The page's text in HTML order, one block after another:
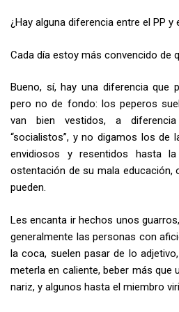
¿Hay alguna diferencia entre el PP y
Cada día estoy más convencido de
Bueno, sí, hay una diferencia que
pero no de fondo: los peperos
van bien vestidos, a
“socialistos”, y no digamos los de
envidiosos y resentidos hasta
ostentación de su mala educación,
pueden.
Les encanta ir hechos unos
generalmente las personas con
la coca, suelen pasar de lo
meterla en caliente, beber más que
nariz, y algunos hasta el miembro